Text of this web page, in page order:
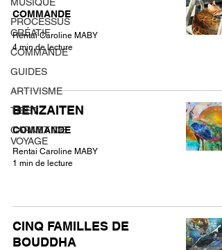
PROCESSUS
CRÉATIF
COMMANDE
GUIDES
ARTIVISME
TIBET
CARNET DE
VOYAGE
COMMANDE
Rentai Caroline MABY
4 min de lecture
BENZAITEN
COMMANDE
Rentai Caroline MABY
1 min de lecture
CINQ FAMILLES DE
BOUDDHA